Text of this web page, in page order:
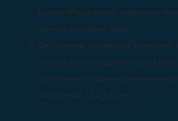
большой аудитории, используя
данные из нашей базы.
Для запуска рекламных кампаний.
данных для настройки точных
обеспечивая высокую
рекламных объявлений.